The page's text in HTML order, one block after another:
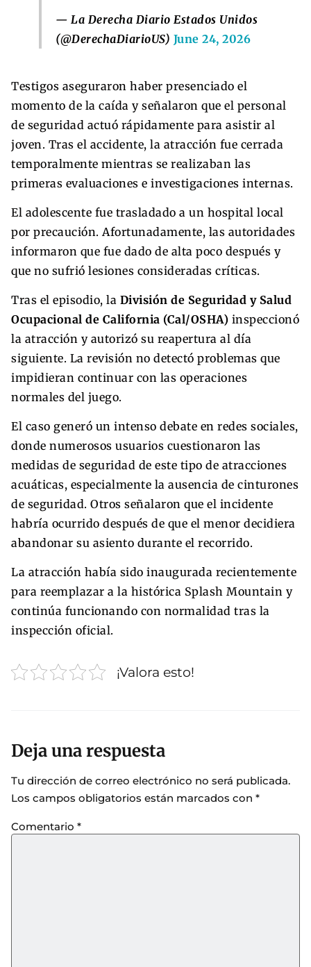
— La Derecha Diario Estados Unidos
(@DerechaDiarioUS) June 24, 2026
Testigos aseguraron haber presenciado el
momento de la caída y señalaron que el personal
de seguridad actuó rápidamente para asistir al
joven. Tras el accidente, la atracción fue cerrada
temporalmente mientras se realizaban las
primeras evaluaciones e investigaciones internas.
El adolescente fue trasladado a un hospital local
por precaución. Afortunadamente, las autoridades
informaron que fue dado de alta poco después y
que no sufrió lesiones consideradas críticas.
Tras el episodio, la División de Seguridad y Salud
Ocupacional de California (Cal/OSHA) inspeccionó
la atracción y autorizó su reapertura al día
siguiente. La revisión no detectó problemas que
impidieran continuar con las operaciones
normales del juego.
El caso generó un intenso debate en redes sociales,
donde numerosos usuarios cuestionaron las
medidas de seguridad de este tipo de atracciones
acuáticas, especialmente la ausencia de cinturones
de seguridad. Otros señalaron que el incidente
habría ocurrido después de que el menor decidiera
abandonar su asiento durante el recorrido.
La atracción había sido inaugurada recientemente
para reemplazar a la histórica Splash Mountain y
continúa funcionando con normalidad tras la
inspección oficial.
¡Valora esto!
Deja una respuesta
Tu dirección de correo electrónico no será publicada.
Los campos obligatorios están marcados con *
Comentario *